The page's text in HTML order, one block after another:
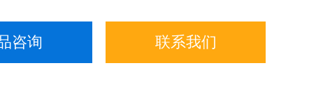
咨询 联系我们